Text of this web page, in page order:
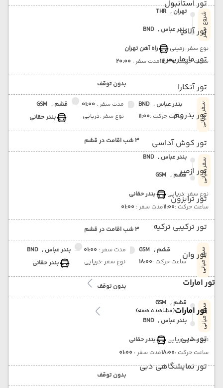
تور استانبول
تور آلانیا
تور مارماریس
تور آنکارا
تور بدروم
تور کوش آداسی
تور ازمیر
تور ترابزون
تور ترکیبی ترکیه
تور وان
تور امارات
تور امارات(مشاهده همه)
تور دبی
تور نمایشگاهی دبی
شروع سفر تهران , THR
بندر عباس , BND
نوع سفر :زمینی
راه آهن تهران
ساعت حرکت :14:30مدت سفر : 20:00
بدون توقف
سفر میانی بندر عباس , BND
ساعت حرکت :11:00
مدت سفر : 01:00
نوع سفر :دریایی
قشم , GSM
بندر حقانی
3 شب اقامت در قشم
سفر میانی بندر عباس , BND
قشم , GSM
نوع سفر :دریایی
بندر حقانی
ساعت حرکت :11:00مدت سفر : 01:00
3 شب اقامت در قشم
سفر میانی قشم , GSM
ساعت حرکت :18:00
مدت سفر : 01:00
نوع سفر :دریایی
بندر عباس , BND
بندر حقانی
بدون توقف
سفر میانی قشم , GSM
بندر عباس , BND
نوع سفر :دریایی
بندر حقانی
ساعت حرکت :18:00مدت سفر : 01:00
بدون توقف